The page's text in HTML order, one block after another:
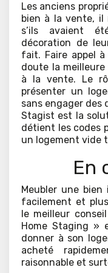
Les anciens
bien à la vente,
s’ils avaient
décoration de
fait. Faire appel
doute la
à la vente. Le
présenter un
sans engager des
Stagist est la
détient les codes
un logement vide
En
Meubler une
facilement et
le meilleur
Home Staging »
donner à son
acheté
raisonnable et